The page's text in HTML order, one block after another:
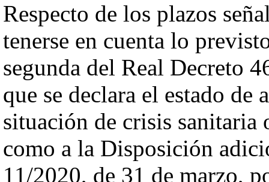
Respecto de los plazos
tenerse en cuenta lo
segunda del Real Decreto
que se declara el estado de
situación de crisis
como a la Disposición
11/2020, de 31 de marzo,